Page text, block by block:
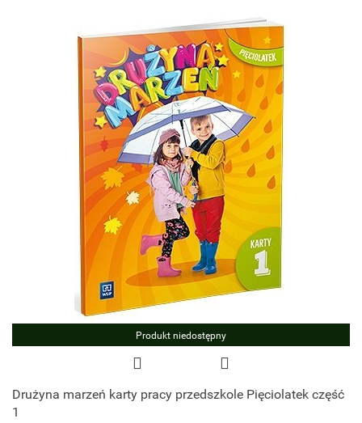
Produkt niedostępny
Drużyna marzeń karty pracy przedszkole Pięciolatek część
1